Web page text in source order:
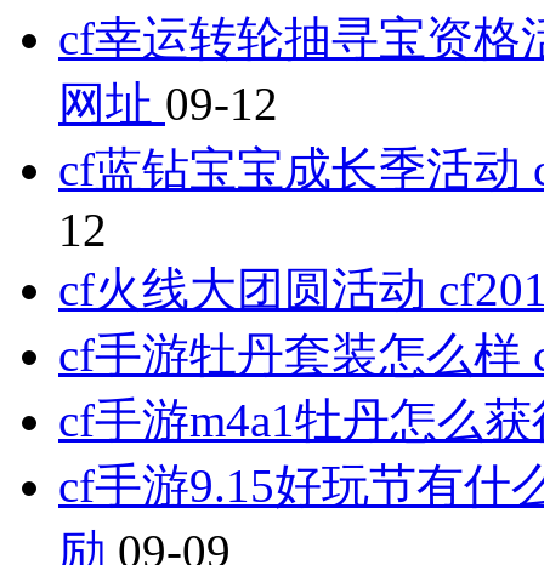
cf幸运转轮抽寻宝资格
网址 09-12
cf蓝钻宝宝成长季活
12
cf火线大团圆活动
cf手游牡丹套装怎么
cf手游m4a1牡丹怎么
cf手游9.15好玩节有什
励 09-09